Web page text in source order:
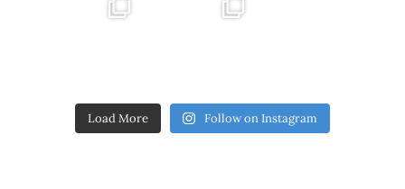
Load More Follow on Instagram